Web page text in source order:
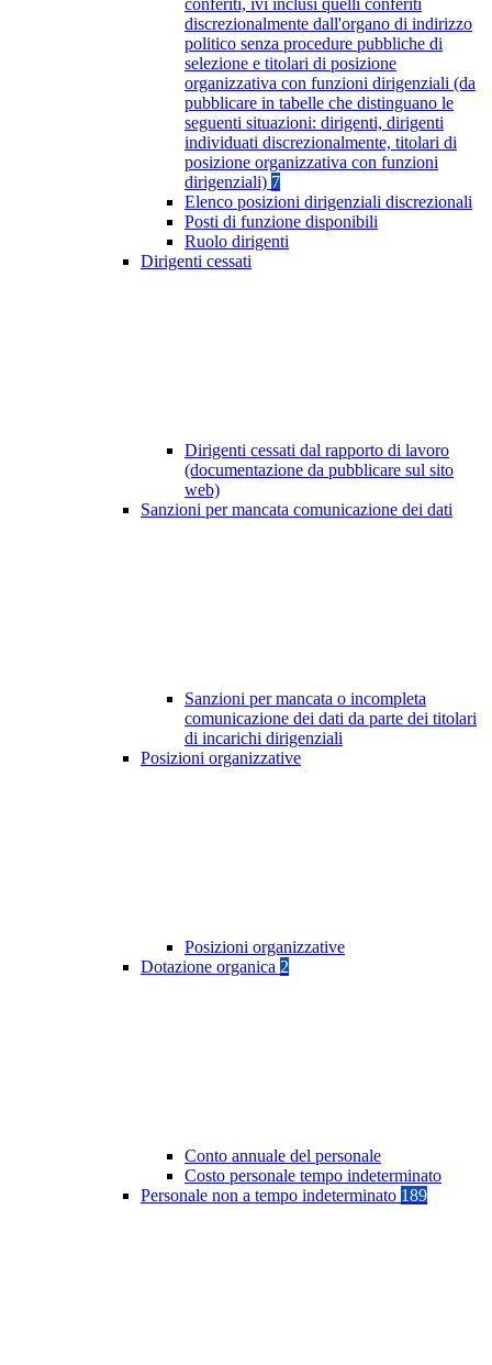
conferiti, ivi inclusi quelli conferiti
discrezionalmente dall'organo di indirizzo
politico senza procedure pubbliche di
selezione e titolari di posizione
organizzativa con funzioni dirigenziali (da
pubblicare in tabelle che distinguano le
seguenti situazioni: dirigenti, dirigenti
individuati discrezionalmente, titolari di
posizione organizzativa con funzioni
dirigenziali) 7
Elenco posizioni dirigenziali discrezionali
Posti di funzione disponibili
Ruolo dirigenti
Dirigenti cessati
Dirigenti cessati dal rapporto di lavoro
(documentazione da pubblicare sul sito
web)
Sanzioni per mancata comunicazione dei dati
Sanzioni per mancata o incompleta
comunicazione dei dati da parte dei titolari
di incarichi dirigenziali
Posizioni organizzative
Posizioni organizzative
Dotazione organica 2
Conto annuale del personale
Costo personale tempo indeterminato
Personale non a tempo indeterminato 189